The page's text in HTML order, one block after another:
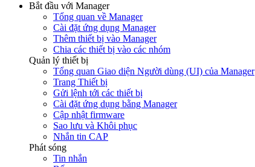
Bắt đầu với Manager
Tổng quan về Manager
Cài đặt ứng dụng Manager
Thêm thiết bị vào Manager
Chia các thiết bị vào các nhóm
Quản lý thiết bị
Tổng quan Giao diện Người dùng (UI) của Manager
Trang Thiết bị
Gửi lệnh tới các thiết bị
Cài đặt ứng dụng bằng Manager
Cập nhật firmware
Sao lưu và Khôi phục
Nhắn tin CAP
Phát sóng
Tin nhắn